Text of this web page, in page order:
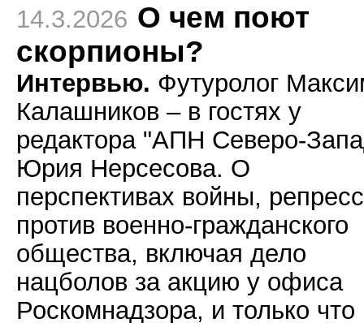
14.3.2026 О чем поют
скорпионы?
Интервью. Футуролог
Калашников – в гостях у
редактора "АПН Северо-
Юрия Нерсесова. О
перспективах войны,
против военно-гражданского
общества, включая дело
нацболов за акцию у офиса
Роскомнадзора, и только что